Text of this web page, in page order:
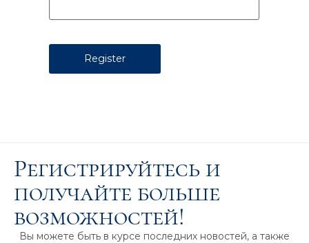
Регистрируйтесь и
получайте больше
возможностей!
Вы можете быть в курсе последних новостей, а также